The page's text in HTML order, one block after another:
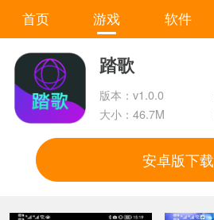
首页 游戏 软件
踏歌
版本：v1.0.0
大小：46.7M
安卓版下载